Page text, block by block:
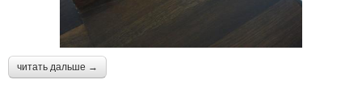
читать дальше →